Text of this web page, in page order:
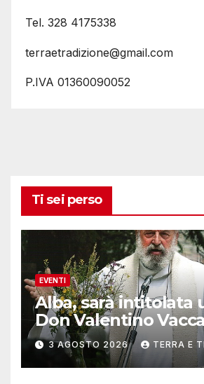
Tel. 328 4175338
terraetradizione@gmail.com
P.IVA 01360090052
Ti sei perso
EVENTI
Alba, sarà intitolata
Don Valentino
3 AGOSTO 2026 TERRA E